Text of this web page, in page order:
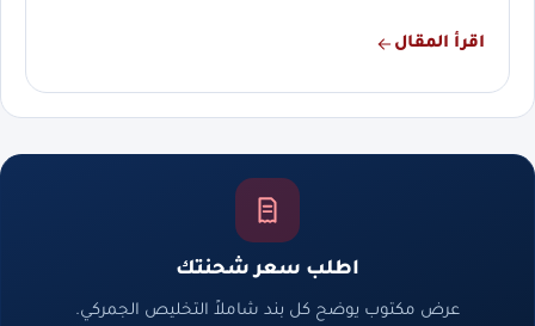
اقرأ المقال
اطلب سعر شحنتك
عرض مكتوب يوضح كل بند شاملاً التخليص الجمركي.